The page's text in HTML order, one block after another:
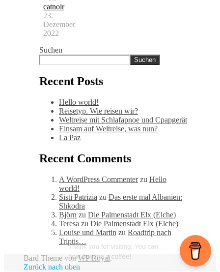
catnoir
23.
Dezember
2022
Suchen
Suchen
Recent Posts
Hello world!
Reisetyp. Wie reisen wir?
Weltreise mit Schlafapnoe und Cpapgerät
Einsam auf Weltreise, was nun?
La Paz
Recent Comments
A WordPress Commenterzu Hello
world!
Sisti Patrizia zu Das erste mal Albanien:
Shkodra
Björn zu Die Palmenstadt Elx (Elche)
Teresa zu Die Palmenstadt Elx (Elche)
Louise und Martin zu Roadtrip nach
Triptis…
Bard Theme vonWP Royal.
Zurück nach oben